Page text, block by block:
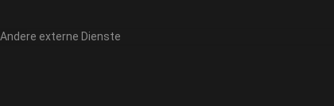
Andere externe Dienste